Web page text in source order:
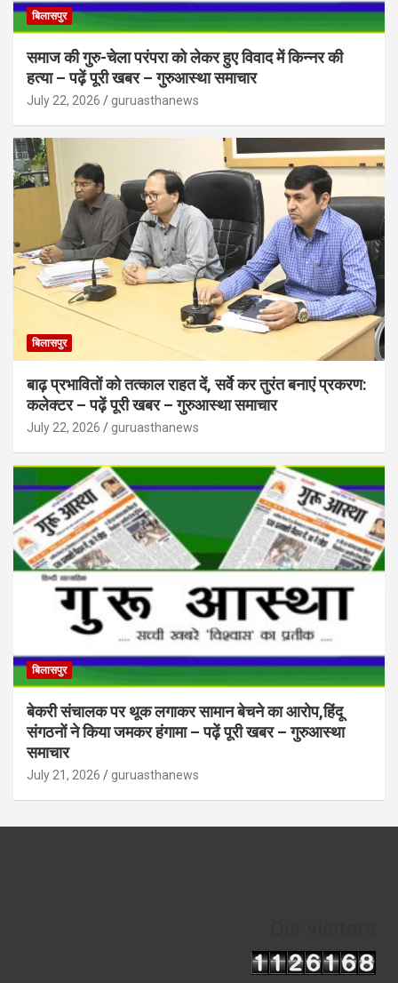
बिलासपुर
समाज की गुरु-चेला परंपरा को लेकर हुए विवाद में किन्नर की
हत्या – पढ़ें पूरी खबर – गुरुआस्था समाचार
July 22, 2026 guruasthanews
बिलासपुर
बाढ़ प्रभावितों को तत्काल राहत दें, सर्वे कर तुरंत बनाएं प्रकरण:
कलेक्टर – पढ़ें पूरी खबर – गुरुआस्था समाचार
July 22, 2026 guruasthanews
बिलासपुर
बेकरी संचालक पर थूक लगाकर सामान बेचने का आरोप,हिंदू
संगठनों ने किया जमकर हंगामा – पढ़ें पूरी खबर – गुरुआस्था
समाचार
July 21, 2026 guruasthanews